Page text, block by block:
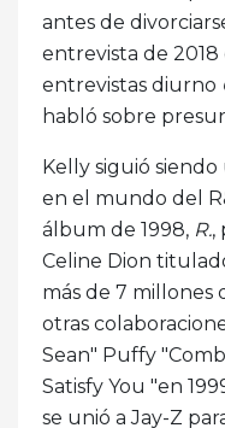
antes de
entrevista de
entrevistas diurno
habló sobre
Kelly siguió
en el mundo del
álbum de 1998, R.,
Celine Dion
más de 7 millones
otras
Sean" Puffy
Satisfy You "en
se unió a Jay-Z